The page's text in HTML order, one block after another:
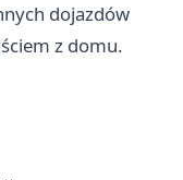
dojazdów
z domu.